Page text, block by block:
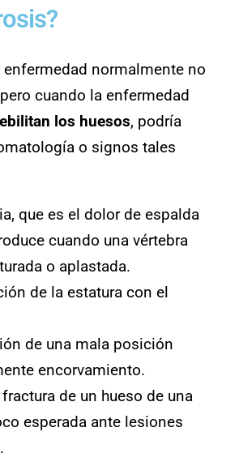
normalmente no
cuando la enfermedad
los huesos, podría
o signos tales
que es el dolor de espalda
cuando una vértebra
o aplastada.
de la estatura con el
de una mala posición
encorvamiento.
de un hueso de una
esperada ante lesiones